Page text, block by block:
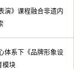
演》课程融合非遗内
体系下《品牌形象设
模块